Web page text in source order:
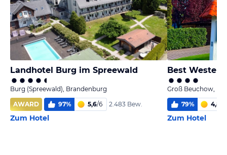
Landhotel Burg im Spreewald
Burg (Spreewald), Brandenburg
AWARD
97% 5,6/6 2.483 Bew.
Zum Hotel
Best
Groß Beuchow,
79% 4,8
Zum Hotel